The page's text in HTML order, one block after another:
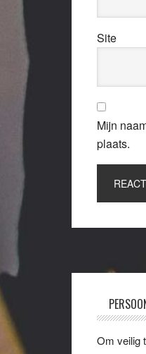
Site
Mijn
plaats.
Footer
Om veilig